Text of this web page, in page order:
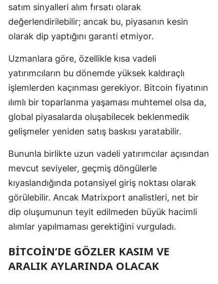
satım sinyalleri alım fırsatı olarak
değerlendirilebilir; ancak bu, piyasanın kesin
olarak dip yaptığını garanti etmiyor.
Uzmanlara göre, özellikle kısa vadeli
yatırımcıların bu dönemde yüksek kaldıraçlı
işlemlerden kaçınması gerekiyor. Bitcoin fiyatının
ılımlı bir toparlanma yaşaması muhtemel olsa da,
global piyasalarda oluşabilecek beklenmedik
gelişmeler yeniden satış baskısı yaratabilir.
Bununla birlikte uzun vadeli yatırımcılar açısından
mevcut seviyeler, geçmiş döngülerle
kıyaslandığında potansiyel giriş noktası olarak
görülebilir. Ancak Matrixport analistleri, net bir
dip oluşumunun teyit edilmeden büyük hacimli
alımlar yapılmaması gerektiğini vurguladı.
BITCOIN’DE GÖZLER KASIM VE
ARALIK AYLARINDA OLACAK